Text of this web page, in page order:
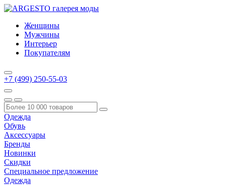
Женщины
Мужчины
Интерьер
Покупателям
+7 (499) 250-55-03
Одежда
Обувь
Аксессуары
Бренды
Новинки
Скидки
Специальное предложение
Одежда